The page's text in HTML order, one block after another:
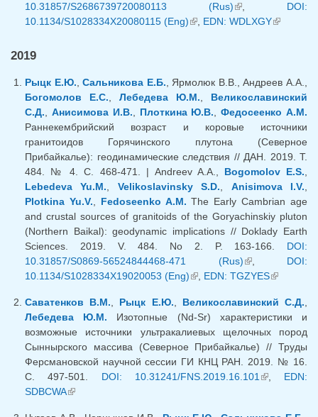
10.31857/S2686739720080113 (Rus)(внешняя
ссылка)
, DOI:
10.1134/S1028334X20080115 (Eng)(внешняя ссылка)
, EDN: WDLXGY(внешняя
2019
Рыцк Е.Ю. ,Сальникова Е.Б. , Ярмолюк В.В., Андреев А.А.,
Богомолов Е.С.
Лебедева Ю.М.
Великославинский
С.Д.
Анисимова И.В. Плоткина Ю.В. ,Федосеенко А.М.
Раннекембрийский возраст и коровые источники
гранитоидов Горячинского плутона (Северное
Прибайкалье): геодинамические следствия // ДАН. 2019. Т.
484. № 4. С. 468-471. | Andreev A.A., Bogomolov E.S.
Lebedeva Yu.M.
Velikoslavinsky S.D. Anisimova I.V.
Plotkina Yu.V.
Fedoseenko A.M. The Early Cambrian age
and crustal sources of granitoids of the Goryachinskiy pluton
(Northern Baikal): geodynamic implications // Doklady Earth
Sciences. 2019. V. 484. No 2. P. 163-166. DOI:
10.31857/S0869-56524844468-471 (Rus)(внешняя
ссылка)
, DOI:
10.1134/S1028334X19020053 (Eng)(внешняя ссылка)
EDN: TGZYES(внешняя
Саватенков В.М.
Рыцк Е.Ю. Великославинский С.Д.
Лебедева Ю.М. Изотопные (Nd-Sr) характеристики и
возможные источники ультракалиевых щелочных пород
Сыннырского массива (Северное Прибайкалье) // Труды
Ферсмановской научной сессии ГИ КНЦ РАН. 2019. № 16.
С. 497-501. DOI: 10.31241/FNS.2019.16.101 (внешняя
, EDN:
SDBCWA(внешняя ссылка)